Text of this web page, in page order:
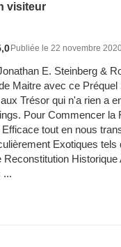
visiteur
Publiée le 22 novembre
E. Steinberg &
Maitre avec ce Préquel
Trésor qui n'a rien a
Pour Commencer la
tout en nous
Exotiques tels
Reconstitution Historique
...